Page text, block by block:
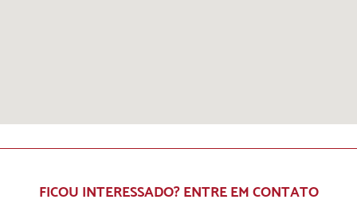
FICOU INTERESSADO? ENTRE EM CONTATO